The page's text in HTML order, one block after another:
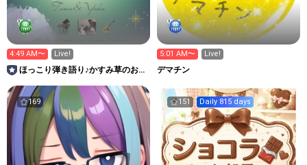
4:49 AM〜 Live!
ほっこり弾き語り♪かすみ草のお部
5:01 AM〜 Live!
デマチン
169 151 Daily 815 days